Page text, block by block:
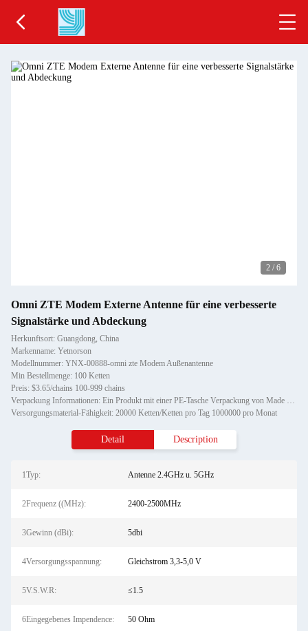
2 / 6
Omni ZTE Modem Externe Antenne für eine verbesserte
Signalstärke und Abdeckung
Herkunftsort: Guangdong, China
Markenname: Yetnorson
Modellnummer: YNX-00888-omni zte Modem Außenantenne
Min Bestellmenge: 100 Ketten
Preis: $3.65/chains 100-999 chains
Verpackung Informationen: Ein Produkt mit einer PE-Tasche Verpackung von Made In China 5dBi Antenne ZTE Modem Wifi Antenne Omn
Versorgungsmaterial-Fähigkeit: 20000 Ketten/Ketten pro Tag 1000000 pro Monat
Detail Description
1Typ: Antenne 2.4GHz u. 5GHz
2Frequenz ((MHz): 2400-2500MHz
3Gewinn (dBi): 5dbi
4Versorgungsspannung: Gleichstrom 3,3-5,0 V
5V.S.W.R: ≤1.5
6Eingegebenes Impendence: 50 Ohm